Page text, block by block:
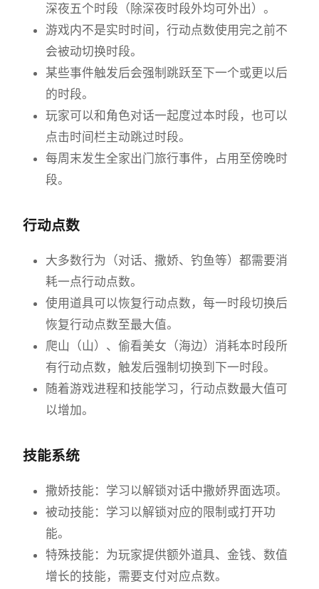
深夜五个时段（除深夜时段外均可外出）。
游戏内不是实时时间，行动点数使用完之前不
会被动切换时段。
某些事件触发后会强制跳跃至下一个或更以后
的时段。
玩家可以和角色对话一起度过本时段，也可以
点击时间栏主动跳过时段。
每周末发生全家出门旅行事件，占用至傍晚时
段。
行动点数
大多数行为（对话、撒娇、钓鱼等）都需要消
耗一点行动点数。
使用道具可以恢复行动点数，每一时段切换后
恢复行动点数至最大值。
爬山（山）、偷看美女（海边）消耗本时段所
有行动点数，触发后强制切换到下一时段。
随着游戏进程和技能学习，行动点数最大值可
以增加。
技能系统
撒娇技能：学习以解锁对话中撒娇界面选项。
被动技能：学习以解锁对应的限制或打开功
能。
特殊技能：为玩家提供额外道具、金钱、数值
增长的技能，需要支付对应点数。